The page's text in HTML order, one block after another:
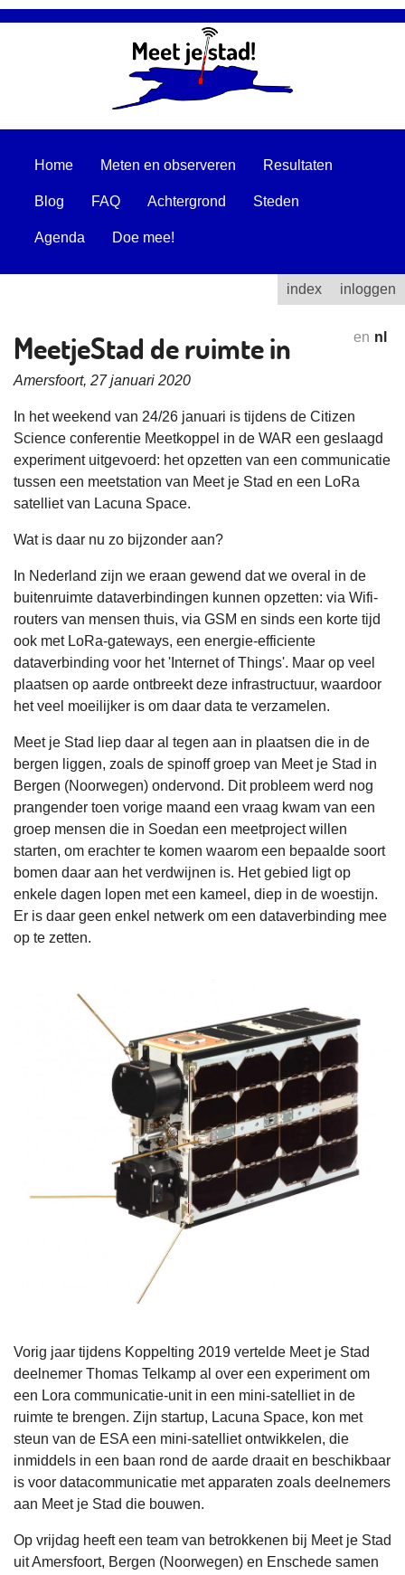
Home Meten en observeren Resultaten
Blog FAQ Achtergrond Steden
Agenda Doe mee!
index inloggen
MeetjeStad de ruimte in en nl
Amersfoort, 27 januari 2020
In het weekend van 24/26 januari is tijdens de Citizen
Science conferentie Meetkoppel in de WAR een geslaagd
experiment uitgevoerd: het opzetten van een communicatie
tussen een meetstation van Meet je Stad en een LoRa
satelliet van Lacuna Space.
Wat is daar nu zo bijzonder aan?
In Nederland zijn we eraan gewend dat we overal in de
buitenruimte dataverbindingen kunnen opzetten: via Wifi-
routers van mensen thuis, via GSM en sinds een korte tijd
ook met LoRa-gateways, een energie-efficiente
dataverbinding voor het 'Internet of Things'. Maar op veel
plaatsen op aarde ontbreekt deze infrastructuur, waardoor
het veel moeilijker is om daar data te verzamelen.
Meet je Stad liep daar al tegen aan in plaatsen die in de
bergen liggen, zoals de spinoff groep van Meet je Stad in
Bergen (Noorwegen) ondervond. Dit probleem werd nog
prangender toen vorige maand een vraag kwam van een
groep mensen die in Soedan een meetproject willen
starten, om erachter te komen waarom een bepaalde soort
bomen daar aan het verdwijnen is. Het gebied ligt op
enkele dagen lopen met een kameel, diep in de woestijn.
Er is daar geen enkel netwerk om een dataverbinding mee
op te zetten.
Vorig jaar tijdens Koppelting 2019 vertelde Meet je Stad
deelnemer Thomas Telkamp al over een experiment om
een Lora communicatie-unit in een mini-satelliet in de
ruimte te brengen. Zijn startup, Lacuna Space, kon met
steun van de ESA een mini-satelliet ontwikkelen, die
inmiddels in een baan rond de aarde draait en beschikbaar
is voor datacommunicatie met apparaten zoals deelnemers
aan Meet je Stad die bouwen.
Op vrijdag heeft een team van betrokkenen bij Meet je Stad
uit Amersfoort, Bergen (Noorwegen) en Enschede samen